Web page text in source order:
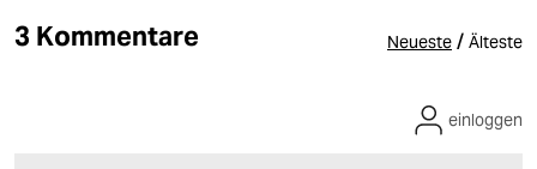
3 Kommentare Neueste / Älteste
einloggen